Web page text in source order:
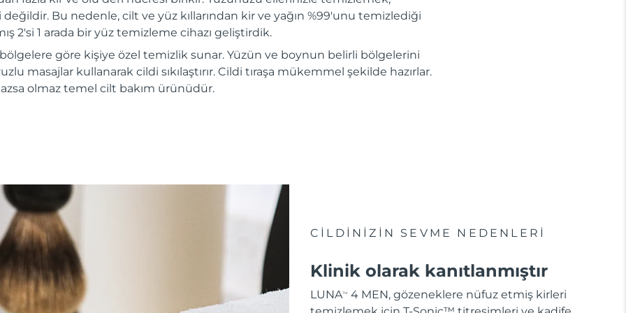
değildir. Bu nedenle, cilt ve yüz kıllarından kir ve yağın %99'unu temizlediği
2'si 1 arada bir yüz temizleme cihazı geliştirdik.
göre kişiye özel temizlik sunar. Yüzün ve boynun belirli bölgelerini
masajlar kullanarak cildi sıkılaştırır. Cildi tıraşa mükemmel şekilde hazırlar.
olmaz temel cilt bakım ürünüdür.
CİLDİNİZİN SEVME NEDENLERİ
Klinik olarak kanıtlanmıştır
LUNATM
4 MEN, gözeneklere nüfuz etmiş kirleri